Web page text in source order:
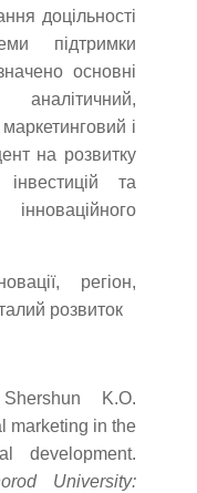
доцільності
підтримки
основні
і
на розвитку
інвестицій та
регіон,
розвиток
K.O.
marketing in the
development.
University: